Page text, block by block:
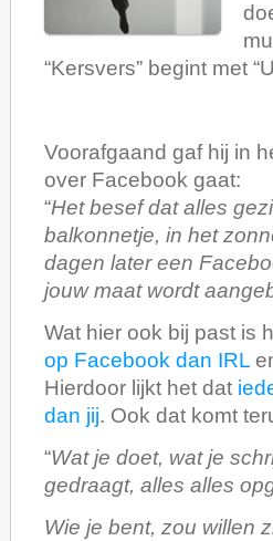
“Kersvers” begint met
Voorafgaand gaf hij in
over Facebook gaat:
“Het besef dat alles
balkonnetje, in het
dagen later een
jouw maat wordt
Wat hier ook bij past is
op Facebook dan IRL
Hierdoor lijkt het dat
dan jij. Ook dat komt
“Wat je doet, wat je
gedraagt, alles alles
Wie je bent, zou willen